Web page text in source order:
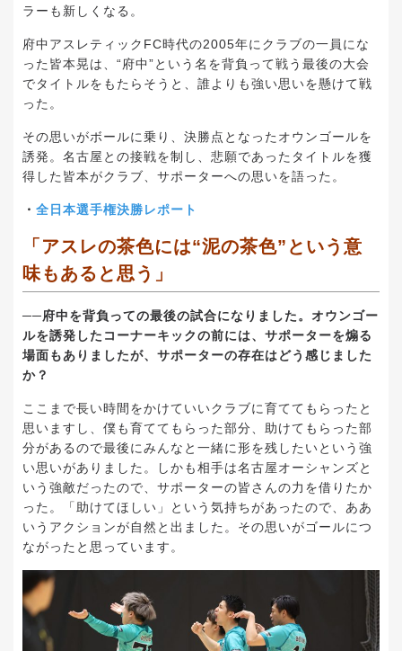
ラーも新しくなる。
府中アスレティックFC時代の2005年にクラブの一員にな
った皆本晃は、“府中”という名を背負って戦う最後の大会
でタイトルをもたらそうと、誰よりも強い思いを懸けて戦
った。
その思いがボールに乗り、決勝点となったオウンゴールを
誘発。名古屋との接戦を制し、悲願であったタイトルを獲
得した皆本がクラブ、サポーターへの思いを語った。
・ 全日本選手権決勝レポート
「アスレの茶色には“泥の茶色”という意
味もあると思う」
──府中を背負っての最後の試合になりました。オウンゴー
ルを誘発したコーナーキックの前には、サポーターを煽る
場面もありましたが、サポーターの存在はどう感じました
か？
ここまで長い時間をかけていいクラブに育ててもらったと
思いますし、僕も育ててもらった部分、助けてもらった部
分があるので最後にみんなと一緒に形を残したいという強
い思いがありました。しかも相手は名古屋オーシャンズと
いう強敵だったので、サポーターの皆さんの力を借りたか
った。「助けてほしい」という気持ちがあったので、ああ
いうアクションが自然と出ました。その思いがゴールにつ
ながったと思っています。